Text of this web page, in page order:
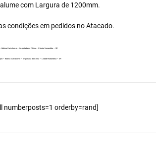
com Largura de 1200mm.
condições em pedidos no Atacado.
Bobina Galvalume – Importada da China – Cidade Narandiba – SP.
– Bobina Galvalume – Importada da China – Cidade Narandiba – SP.
numberposts=1 orderby=rand]